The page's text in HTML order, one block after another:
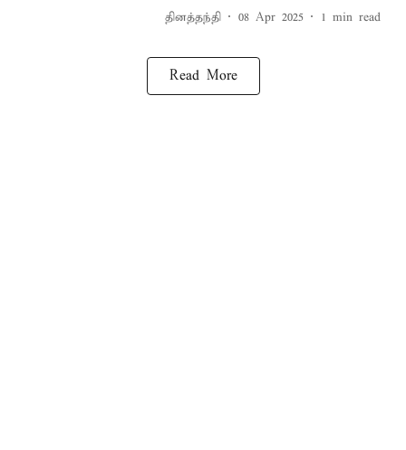
தினத்தந்தி 08 Apr 2025 1 min read
Read More